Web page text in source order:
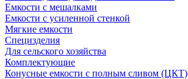
Емкости с мешалками
Емкости с усиленной стенкой
Мягкие емкости
Специзделия
Для сельского хозяйства
Комплектующие
Конусные емкости с полным сливом (ЦКТ)